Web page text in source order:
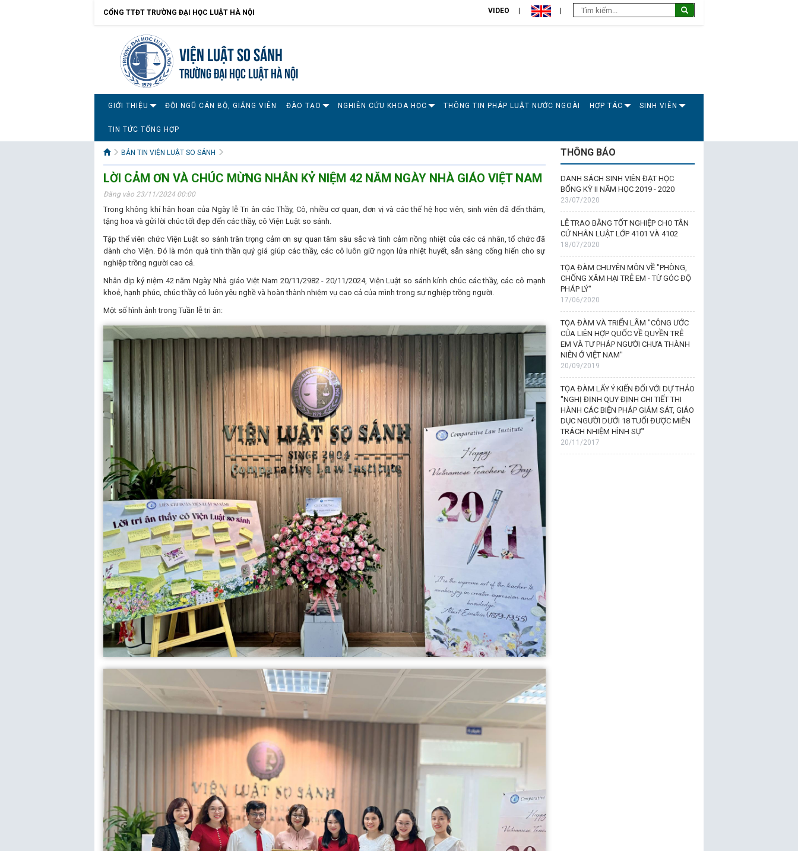
CỔNG TTĐT TRƯỜNG ĐẠI HỌC LUẬT HÀ NỘI VIDEO
Viện Luật so sánh
TRƯỜNG ĐẠI HỌC LUẬT HÀ NỘI
GIỚI THIỆU ĐỘI NGŨ CÁN BỘ, GIẢNG VIÊN ĐÀO TẠO NGHIÊN CỨU KHOA HỌC THÔNG TIN PHÁP LUẬT NƯỚC NGOÀI HỢP TÁC SINH VIÊN
TIN TỨC TỔNG HỢP
BẢN TIN VIỆN LUẬT SO SÁNH
LỜI CẢM ƠN VÀ CHÚC MỪNG NHÂN KỶ NIỆM 42 NĂM NGÀY NHÀ GIÁO VIỆT NAM
Đăng vào 23/11/2024 00:00
Trong không khí hân hoan của Ngày lễ Tri ân các Thầy, Cô, nhiều cơ quan, đơn vị và các thế hệ học viên, sinh viên đã đến thăm,
tặng hoa và gửi lời chúc tốt đẹp đến các thầy, cô Viện Luật so sánh.
Tập thể viên chức Viện Luật so sánh trân trọng cảm ơn sự quan tâm sâu sắc và tình cảm nồng nhiệt của các cá nhân, tổ chức đã
dành cho Viện. Đó là món quà tinh thần quý giá giúp các thầy, các cô luôn giữ ngọn lửa nhiệt huyết, sẵn sàng cống hiến cho sự
nghiệp trồng người cao cả.
Nhân dịp kỷ niệm 42 năm Ngày Nhà giáo Việt Nam 20/11/2982 - 20/11/2024, Viện Luật so sánh kính chúc các thầy, các cô mạnh
khoẻ, hạnh phúc, chúc thầy cô luôn yêu nghề và hoàn thành nhiệm vụ cao cả của mình trong sự nghiệp trồng người.
Một số hình ảnh trong Tuần lễ tri ân:
THÔNG BÁO
DANH SÁCH SINH VIÊN ĐẠT HỌC
BỔNG KỲ II NĂM HỌC 2019 - 2020
23/07/2020
LỄ TRAO BẰNG TỐT NGHIỆP CHO TÂN
CỬ NHÂN LUẬT LỚP 4101 VÀ 4102
18/07/2020
TỌA ĐÀM CHUYÊN MÔN VỀ "PHÒNG,
CHỐNG XÂM HẠI TRẺ EM - TỪ GÓC ĐỘ
PHÁP LÝ"
17/06/2020
TỌA ĐÀM VÀ TRIỂN LÃM "CÔNG ƯỚC
CỦA LIÊN HỢP QUỐC VỀ QUYỀN TRẺ
EM VÀ TƯ PHÁP NGƯỜI CHƯA THÀNH
NIÊN Ở VIỆT NAM"
20/09/2019
TỌA ĐÀM LẤY Ý KIẾN ĐỐI VỚI DỰ THẢO
"NGHỊ ĐỊNH QUY ĐỊNH CHI TIẾT THI
HÀNH CÁC BIỆN PHÁP GIÁM SÁT, GIÁO
DỤC NGƯỜI DƯỚI 18 TUỔI ĐƯỢC MIỄN
TRÁCH NHIỆM HÌNH SỰ"
20/11/2017